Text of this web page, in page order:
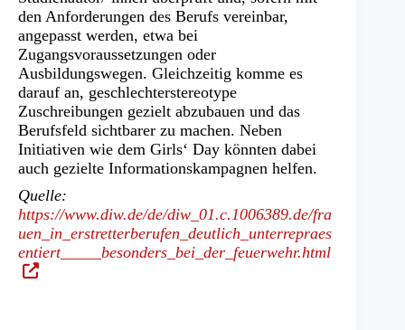
den Anforderungen des Berufs vereinbar,
angepasst werden, etwa bei
Zugangsvoraussetzungen oder
Ausbildungswegen. Gleichzeitig komme es
darauf an, geschlechterstereotype
Zuschreibungen gezielt abzubauen und das
Berufsfeld sichtbarer zu machen. Neben
Initiativen wie dem Girls‘ Day könnten dabei
auch gezielte Informationskampagnen helfen.
Quelle:
https://www.diw.de/de/diw_01.c.1006389.de/fra
uen_in_erstretterberufen_deutlich_unterrepraes
entiert_____besonders_bei_der_feuerwehr.html(Öffnet